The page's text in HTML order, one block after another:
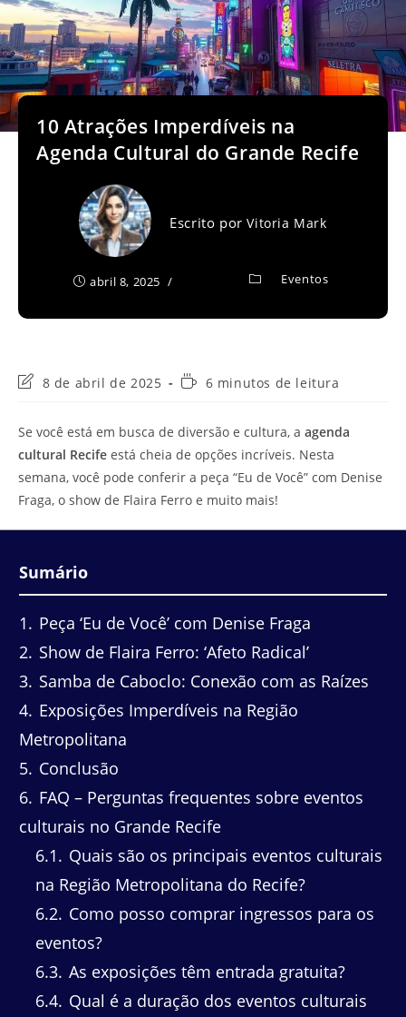
10 Atrações Imperdíveis na
Agenda Cultural do Grande Recife
Escrito porVitoria Mark
abril 8, 2025 Eventos
Última
post:
8 de abril de 2025
Tempo6 minutos de leitura
Se você está em busca de diversão e cultura, a agenda
cultural Recife está cheia de opções incríveis. Nesta
semana, você pode conferir a peça “Eu de Você” com Denise
Fraga, o show de Flaira Ferro e muito mais!
Sumário
1
Peça ‘Eu de Você’ com Denise Fraga
2 Show de Flaira Ferro: ‘Afeto Radical’
3 Samba de Caboclo: Conexão com as Raízes
4 Exposições Imperdíveis na Região
Metropolitana
5 Conclusão
6 FAQ – Perguntas frequentes sobre eventos
culturais no Grande Recife
6.1
Quais são os principais eventos culturais
na Região Metropolitana do Recife?
6.2 Como posso comprar ingressos para os
eventos?
6.3 As exposições têm entrada gratuita?
6.4 Qual é a duração dos eventos culturais